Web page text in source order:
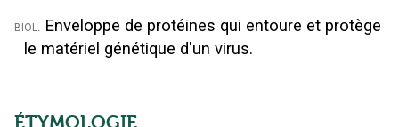
biol. Enveloppe de protéines qui entoure et protège
le matériel génétique d'un virus.